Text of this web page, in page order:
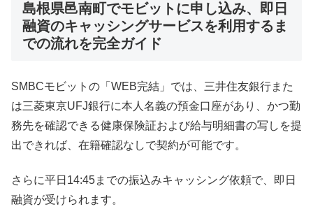
島根県邑南町でモビットに申し込み、即日
融資のキャッシングサービスを利用するま
での流れを完全ガイド
SMBCモビットの「WEB完結」では、三井住友銀行また
は三菱東京UFJ銀行に本人名義の預金口座があり、かつ勤
務先を確認できる健康保険証および給与明細書の写しを提
出できれば、在籍確認なしで契約が可能です。
さらに平日14:45までの振込みキャッシング依頼で、即日
融資が受けられます。